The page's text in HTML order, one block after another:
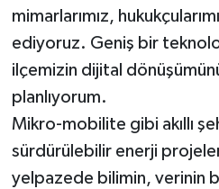
mimarlarımız,
ediyoruz. Geniş bir
ilçemizin dijital
planlıyorum.
Mikro-mobilite gibi akıllı
sürdürülebilir enerji
yelpazede bilimin, verinin